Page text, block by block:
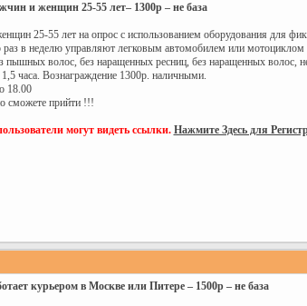
и женщин 25-55 лет– 1300р – не база
25-55 лет на опрос с использованием оборудования для
раз в неделю управляют легковым автомобилем или
пышных волос, без наращенных ресниц, без наращенных
часа. Вознаграждение 1300р. наличными.
18.00
сможете прийти !!!
могут видеть ссылки. Нажмите Здесь для
курьером в Москве или Питере – 1500р – не база